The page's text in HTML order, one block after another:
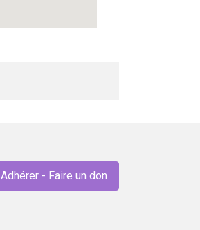
Adhérer - Faire un don